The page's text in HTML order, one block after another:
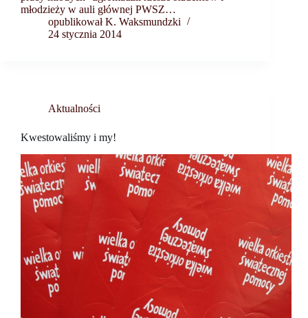
młodzieży w auli głównej PWSZ…
opublikował K. Waksmundzki
24 stycznia 2014
Aktualności
Kwestowaliśmy i my!